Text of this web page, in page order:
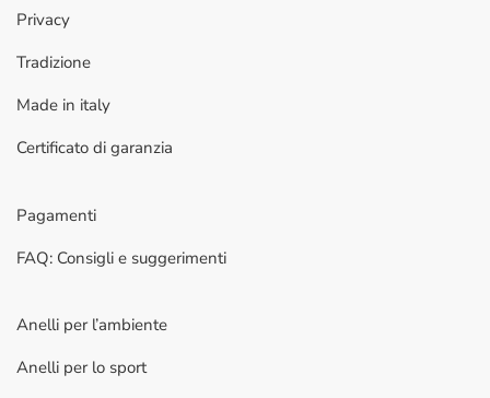
Privacy
Tradizione
Made in italy
Certificato di garanzia
Pagamenti
FAQ: Consigli e suggerimenti
Anelli per l’ambiente
Anelli per lo sport